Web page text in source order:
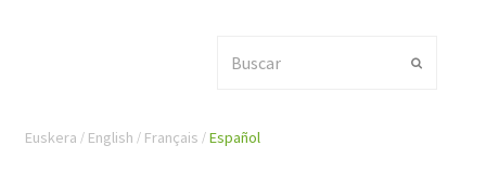
Enviar
Euskera English Français Español